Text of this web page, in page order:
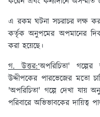
এ রকম ঘটনা সচরাচর লক্ষ
কর্তৃক অনুপমের অপমানের
করা হয়েছে।
গ. উত্তর:‘অপরিচিতা' গল্পের
উদ্দীপকের পারভেজের মতো
'অপরিচিতা' গল্পে দেখা যায়
পরিবারে অভিভাবকের দায়িত্ব